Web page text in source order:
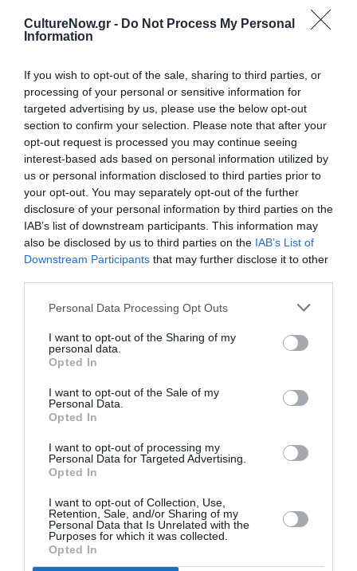
CultureNow.gr - Do Not Process My Personal
Information
If you wish to opt-out of the sale, sharing to third parties, or
processing of your personal or sensitive information for
targeted advertising by us, please use the below opt-out
section to confirm your selection. Please note that after your
opt-out request is processed you may continue seeing
interest-based ads based on personal information utilized by
us or personal information disclosed to third parties prior to
your opt-out. You may separately opt-out of the further
disclosure of your personal information by third parties on the
IAB’s list of downstream participants. This information may
also be disclosed by us to third parties on the IAB’s List of
Downstream Participants that may further disclose it to other
Personal Data Processing Opt Outs
I want to opt-out of the Sharing of my
personal data.
Opted In
I want to opt-out of the Sale of my
Personal Data.
Opted In
I want to opt-out of processing my
Personal Data for Targeted Advertising.
Opted In
I want to opt-out of Collection, Use,
Retention, Sale, and/or Sharing of my
Personal Data that Is Unrelated with the
Purposes for which it was collected.
Opted In
μάθετε πρώτοι όλες τις ειδήσεις
Δείτε όλα τατελευταία νέαγια την Τέχνη και τον
Πολιτισμό στοCulturenow.gr
Νέοι Διαγωνισμοί❯
Tags
ΕΚΔΟΣΕΙΣ ΕΣΤΙΑ ΠΑΙΔΙΚΟ ΒΙΒΛΙΟ
Κάθε βδομάδα στο e-mail σας τα τελευταία νέα για
την Τέχνη και τον Πολιτισμό!
Σχετικά Άρθρα